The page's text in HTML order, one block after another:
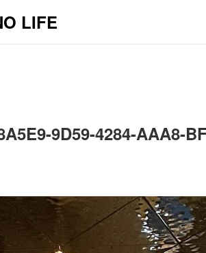
LIFE
9D59-4284-AAA8-